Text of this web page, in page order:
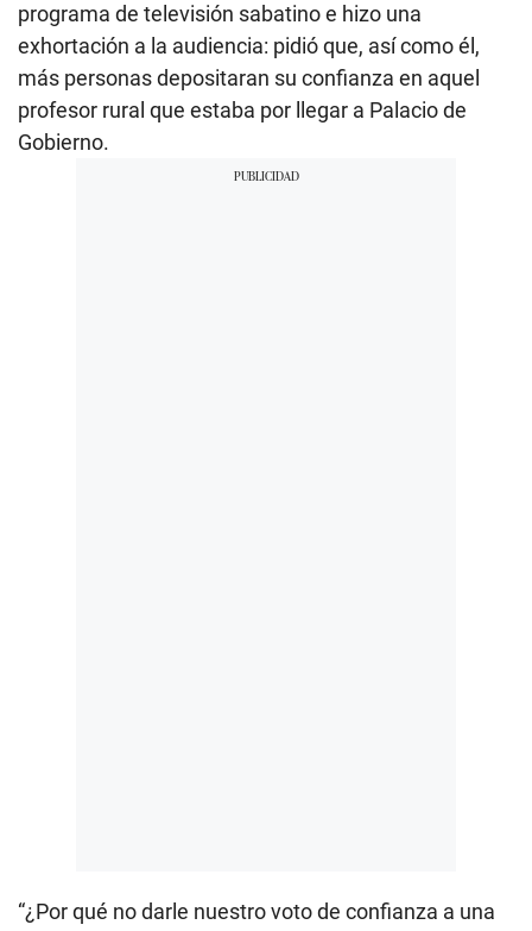
programa de televisión sabatino e hizo una
exhortación a la audiencia: pidió que, así como él,
más personas depositaran su confianza en aquel
profesor rural que estaba por llegar a Palacio de
Gobierno.
“¿Por qué no darle nuestro voto de confianza a una